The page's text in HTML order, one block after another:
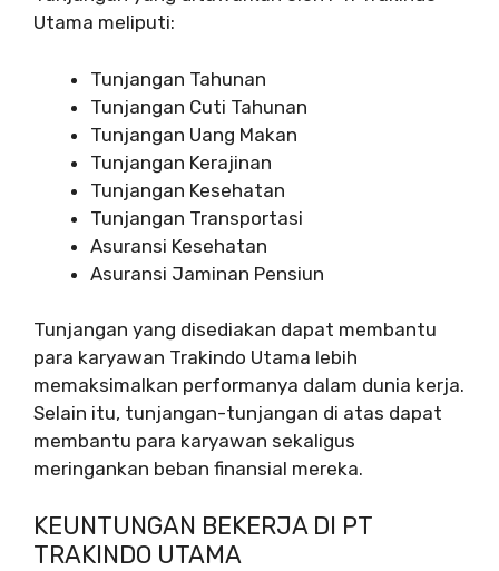
Utama meliputi:
Tunjangan Tahunan
Tunjangan Cuti Tahunan
Tunjangan Uang Makan
Tunjangan Kerajinan
Tunjangan Kesehatan
Tunjangan Transportasi
Asuransi Kesehatan
Asuransi Jaminan Pensiun
Tunjangan yang disediakan dapat membantu
para karyawan Trakindo Utama lebih
memaksimalkan performanya dalam dunia kerja.
Selain itu, tunjangan-tunjangan di atas dapat
membantu para karyawan sekaligus
meringankan beban finansial mereka.
KEUNTUNGAN BEKERJA DI PT
TRAKINDO UTAMA